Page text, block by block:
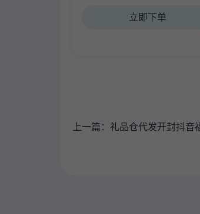
立即下单
上一篇： 礼品仓代发开封抖音